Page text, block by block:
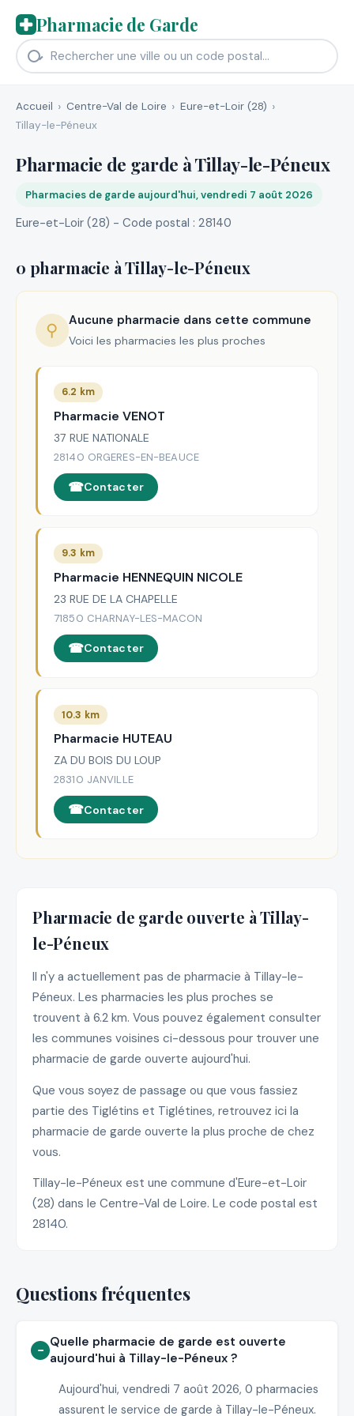
Pharmacie de Garde
Accueil Centre-Val de Loire
Eure-et-Loir (28)
Tillay-le-Péneux
Pharmacie de garde à Tillay-le-Péneux
Pharmacies de garde aujourd'hui, vendredi 7 août 2026
Eure-et-Loir (28) - Code postal : 28140
0 pharmacie à Tillay-le-Péneux
⚲ Aucune pharmacie dans cette commune
Voici les pharmacies les plus proches
6.2 km
Pharmacie VENOT
37 RUE NATIONALE
28140 ORGERES-EN-BEAUCE
Contacter
9.3 km
Pharmacie HENNEQUIN NICOLE
23 RUE DE LA CHAPELLE
71850 CHARNAY-LES-MACON
Contacter
10.3 km
Pharmacie HUTEAU
ZA DU BOIS DU LOUP
28310 JANVILLE
Contacter
Pharmacie de garde ouverte à Tillay-
le-Péneux
Il n'y a actuellement pas de pharmacie à Tillay-le-
Péneux. Les pharmacies les plus proches se
trouvent à 6.2 km. Vous pouvez également consulter
les communes voisines ci-dessous pour trouver une
pharmacie de garde ouverte aujourd'hui.
Que vous soyez de passage ou que vous fassiez
partie des Tiglétins et Tiglétines, retrouvez ici la
pharmacie de garde ouverte la plus proche de chez
vous.
Tillay-le-Péneux est une commune d'Eure-et-Loir
(28) dans le Centre-Val de Loire. Le code postal est
28140.
Questions fréquentes
Quelle pharmacie de garde est ouverte
aujourd'hui à Tillay-le-Péneux ?
Aujourd'hui, vendredi 7 août 2026, 0 pharmacies
assurent le service de garde à Tillay-le-Péneux.